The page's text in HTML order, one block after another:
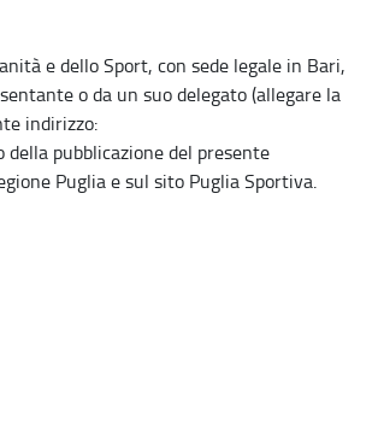
e dello Sport, con sede legale in Bari,
o da un suo delegato (allegare la
indirizzo:
pubblicazione del presente
Puglia e sul sito Puglia Sportiva.